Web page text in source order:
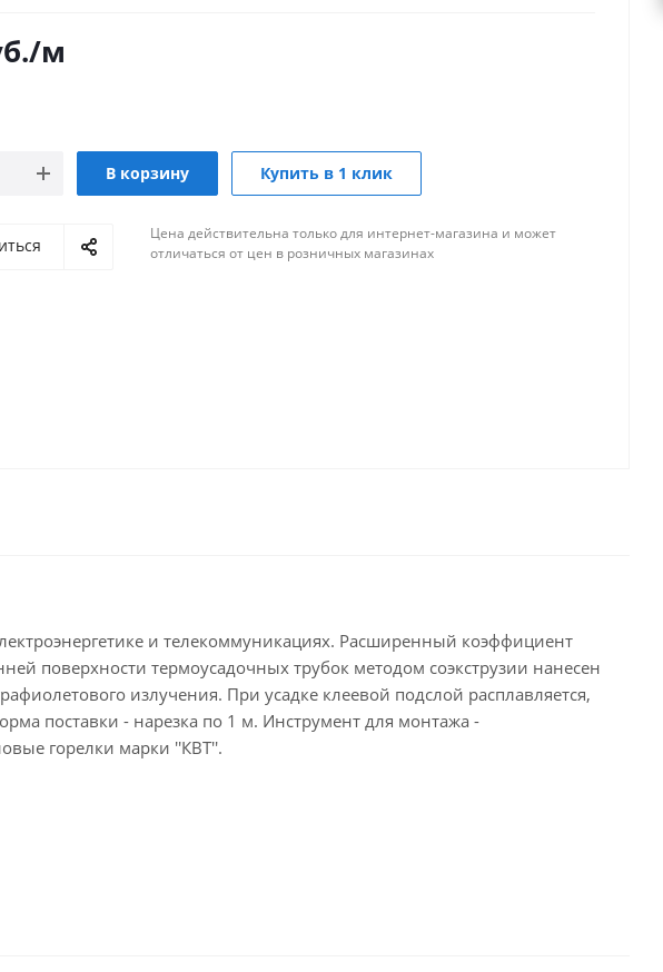
/м
В корзину Купить в 1 клик
Цена действительна только для интернет-магазина и может
отличаться от цен в розничных магазинах
и телекоммуникациях. Расширенный коэффициент
поверхности термоусадочных трубок методом соэкструзии нанесен
излучения. При усадке клеевой подслой расплавляется,
поставки - нарезка по 1 м. Инструмент для монтажа -
горелки марки ''КВТ''.